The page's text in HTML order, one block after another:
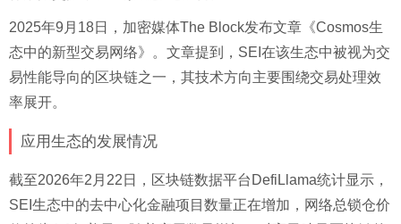
2025年9月18日，加密媒体The Block发布文章《Cosmos生
态中的新型交易网络》。文章提到，SEI在该生态中被视为交
易性能导向的区块链之一，其技术方向主要围绕交易处理效
率展开。
应用生态的发展情况
截至2026年2月22日，区块链数据平台DefiLlama统计显示，
SEI生态中的去中心化金融项目数量正在增加，网络总锁仓价